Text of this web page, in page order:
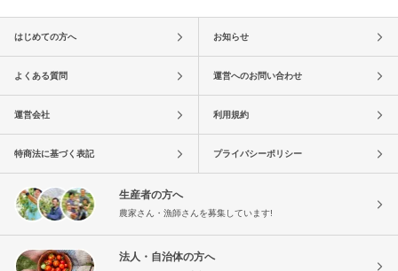
はじめての方へ お知らせ
よくある質問 運営へのお問い合わせ
運営会社 利用規約
特商法に基づく表記 プライバシーポリシー
生産者の方へ
農家さん・漁師さんを募集しています!
法人・自治体の方へ